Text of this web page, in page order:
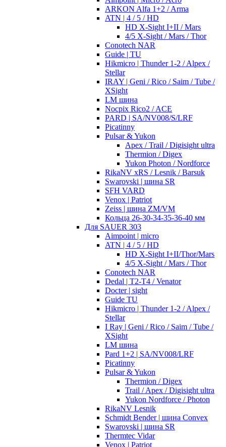
ARKON Alfa 1+2 / Arma
ATN | 4 / 5 / HD
HD X-Sight I+II / Mars
4/5 X-Sight / Mars / Thor
Conotech NAR
Guide | TU
Hikmicro | Thunder 1-2 / Alpex /
Stellar
IRAY | Geni / Rico / Saim / Tube /
XSight
LM шина
Nocpix Rico2 / ACE
PARD | SA/NV008/S/LRF
Picatinny
Pulsar & Yukon
Apex / Trail / Digisight ultra
Thermion / Digex
Yukon Photon / Nordforce
RikaNV xRS / Lesnik / Barsuk
Swarovski | шина SR
SFH VARD
Venox | Patriot
Zeiss | шина ZM/VM
Кольца 26-30-34-35-36-40 мм
Для SAUER 303
Aimpoint | micro
ATN | 4 / 5 / HD
HD X-Sight I+II/Thor/Mars
4/5 X-Sight / Mars / Thor
Conotech NAR
Dedal | T2-T4 / Venator
Docter | sight
Guide TU
Hikmicro | Thunder 1-2 / Alpex /
Stellar
I Ray | Geni / Rico / Saim / Tube /
XSight
LM шина
Pard 1+2 | SA/NV008/LRF
Picatinny
Pulsar & Yukon
Thermion / Digex
Trail / Apex / Digisight ultra
Yukon Nordforce / Photon
RikaNV Lesnik
Schmidt Bender | шина Convex
Swarovski | шина SR
Thermtec Vidar
Venox | Patriot